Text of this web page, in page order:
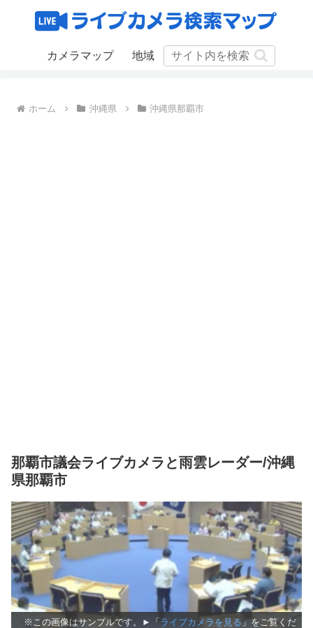
カメラマップ 地域
ホーム 沖縄県 沖縄県那覇市
那覇市議会ライブカメラと雨雲レーダー/沖縄
県那覇市
※この画像はサンプルです。►「ライブカメラを見る 」をご覧くだ